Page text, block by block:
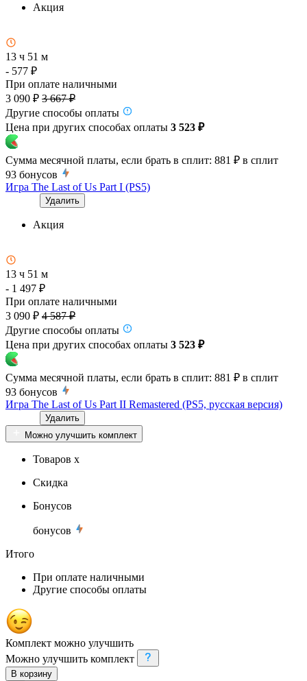
Акция
13 ч 51 м
- 577 ₽
При оплате наличными
3 090 ₽ 3 667 ₽
Другие способы оплаты
Цена при других способах оплаты 3 523 ₽
Сумма месячной платы, если брать в сплит: 881 ₽ в сплит
93 бонусов
Игра The Last of Us Part I (PS5)
Удалить
Акция
13 ч 51 м
- 1 497 ₽
При оплате наличными
3 090 ₽ 4 587 ₽
Другие способы оплаты
Цена при других способах оплаты 3 523 ₽
Сумма месячной платы, если брать в сплит: 881 ₽ в сплит
93 бонусов
Игра The Last of Us Part II Remastered (PS5, русская версия)
Удалить
Можно улучшить комплект
Товаров x
Скидка
Бонусов
бонусов
Итого
При оплате наличными
Другие способы оплаты
Комплект можно улучшить
Можно улучшить комплект
В корзину